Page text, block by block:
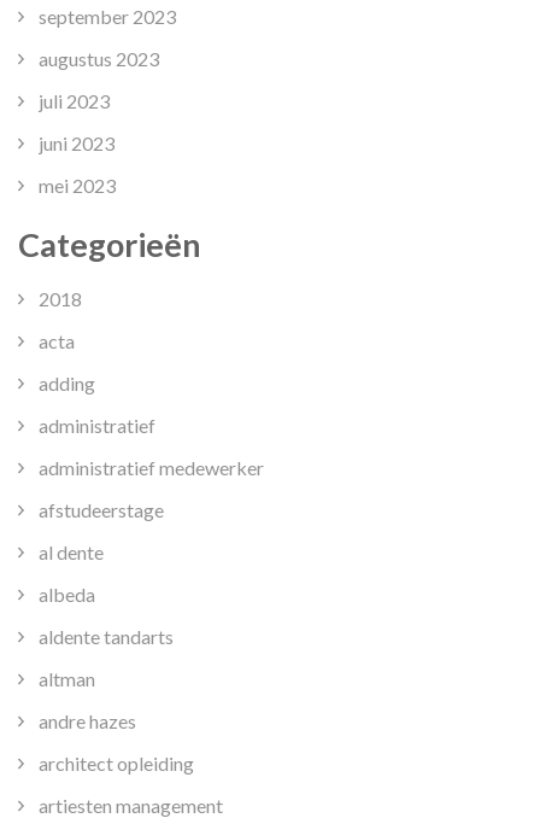
september 2023
augustus 2023
juli 2023
juni 2023
mei 2023
Categorieën
2018
acta
adding
administratief
administratief medewerker
afstudeerstage
al dente
albeda
aldente tandarts
altman
andre hazes
architect opleiding
artiesten management